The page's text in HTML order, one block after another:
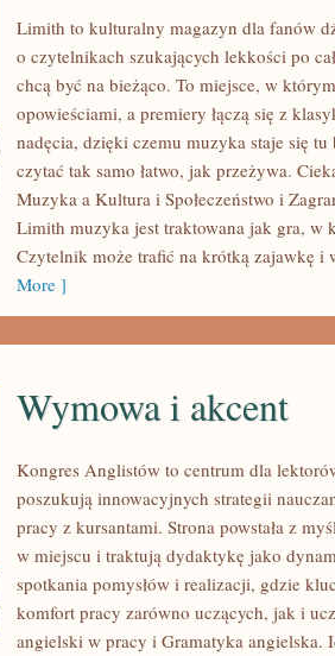
ZAGRANICZNA
SCENA
MUZYCZNA
Limith to kulturalny magazyn dla fanów
o czytelnikach szukających lekkości po
chcą być na bieżąco. To miejsce, w
opowieściami, a premiery łączą się z
nadęcia, dzięki czemu muzyka staje się
czytać tak samo łatwo, jak przeżywa.
Muzyka a Kultura i Społeczeństwo i
Limith muzyka jest traktowana jak gra, w
Czytelnik może trafić na krótką zajawkę i
More ]
WYMOWA
Wymowa i akcent
Kongres Anglistów to centrum dla
poszukują innowacyjnych strategii
pracy z kursantami. Strona powstała z
w miejscu i traktują dydaktykę jako
spotkania pomysłów i realizacji, gdzie
komfort pracy zarówno uczących, jak i
angielski w pracy i Gramatyka angielska.